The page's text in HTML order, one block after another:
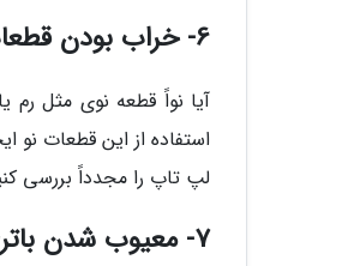
6- خراب بودن قطعات نو
آیا نواً قطعه نوی مثل
استفاده از این قطعات نو
لپ تاپ را مجدداً بررسی
7- معیوب شدن باتری CMOS